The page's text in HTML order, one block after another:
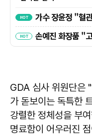
GDA 심사 위원단은
가 돋보이는 독특한
강렬한 정체성을 부
명료함이 어우러진